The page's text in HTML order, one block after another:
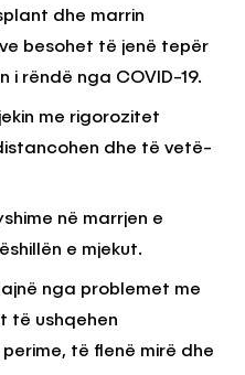
dhe marrin
besohet të jenë tepër
i rëndë nga COVID-19.
me rigorozitet
dhe të vetë-
në marrjen e
e mjekut.
nga problemet me
të ushqehen
të flenë mirë dhe